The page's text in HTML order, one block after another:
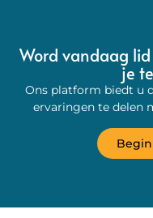
Word vandaag
je
Ons platform biedt u
ervaringen te delen